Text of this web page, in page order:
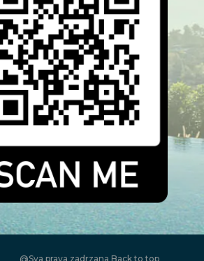
@Sva prava zadrzana Back to top